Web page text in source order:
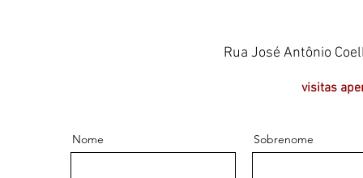
Rua José Antônio
visitas
Nome Sobrenome